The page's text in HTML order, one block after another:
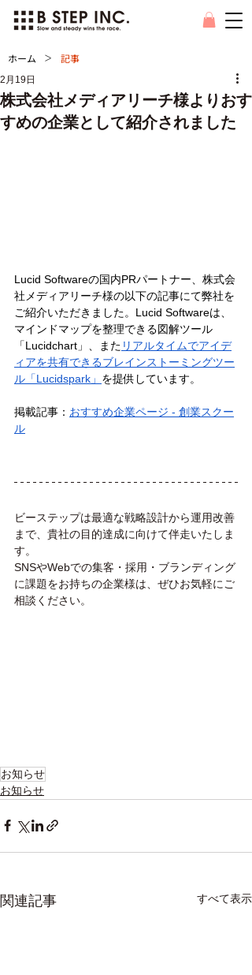
ホーム > 記事
株式会社メディアリーチ様よりおす
すめの企業として紹介されました
2月19日
Lucid Softwareの国内PRパートナー、株式会
社メディアリーチ様の以下の記事にて弊社を
ご紹介いただきました。Lucid Softwareは、
マインドマップを整理できる図解ツール
「Lucidchart」、また リアルタイムでアイデ
ィアを共有できるブレインストーミングツー
ル「Lucidspark」 を提供しています。
掲載記事： おすすめ企業ページ - 創業スクー
ル
ビーステップは最適な戦略設計から運用改善
まで、貴社の目的達成に向けて伴走いたしま
す。
SNSやWebでの集客・採用・ブランディング
に課題をお持ちの企業様は、ぜひお気軽にご
相談ください。
お知らせ
お知らせ
関連記事 すべて表示